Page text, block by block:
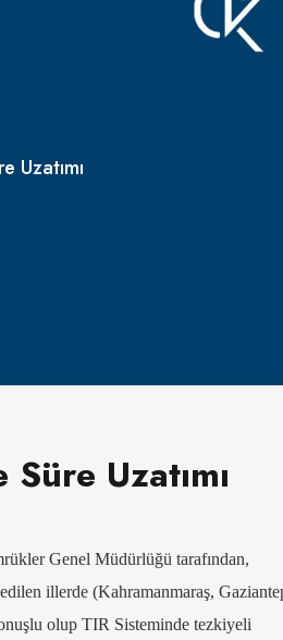
Uzatımı
Uzatımı
Genel Müdürlüğü tarafından,
illerde (Kahramanmaraş,
olup TIR Sisteminde tezkiyeli